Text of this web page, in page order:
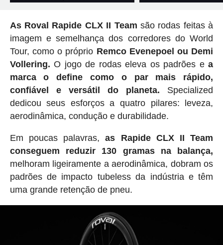
As Roval Rapide CLX II Team são rodas feitas à
imagem e semelhança dos corredores do World
Tour, como o próprio Remco Evenepoel ou Demi
Vollering. O jogo de rodas eleva os padrões ea
marca o define como o par mais rápido,
confiável e versátil do planeta. Specialized
dedicou seus esforços a quatro pilares: leveza,
aerodinâmica, condução e durabilidade.
Em poucas palavras,as Rapide CLX II Team
conseguem reduzir 130 gramas na balança,
melhoram ligeiramente a aerodinâmica, dobram os
padrões de impacto tubeless da indústria e têm
uma grande retenção de pneu.